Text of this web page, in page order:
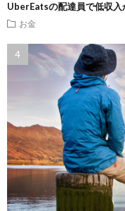
UberEatsの配達員で低収入
お金